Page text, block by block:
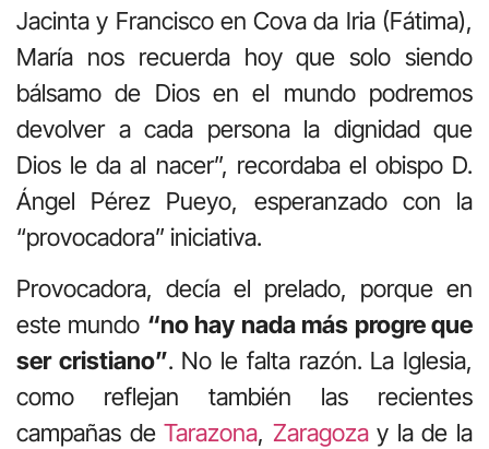
Jacinta y Francisco en Cova da Iria (Fátima),
María nos recuerda hoy que solo siendo
bálsamo de Dios en el mundo podremos
devolver a cada persona la dignidad que
Dios le da al nacer”, recordaba el obispo D.
Ángel Pérez Pueyo, esperanzado con la
“provocadora” iniciativa.
Provocadora, decía el prelado, porque en
este mundo “no hay nada más progre que
ser cristiano”. No le falta razón. La Iglesia,
como reflejan también las recientes
campañas deTarazona, Zaragozay la de la